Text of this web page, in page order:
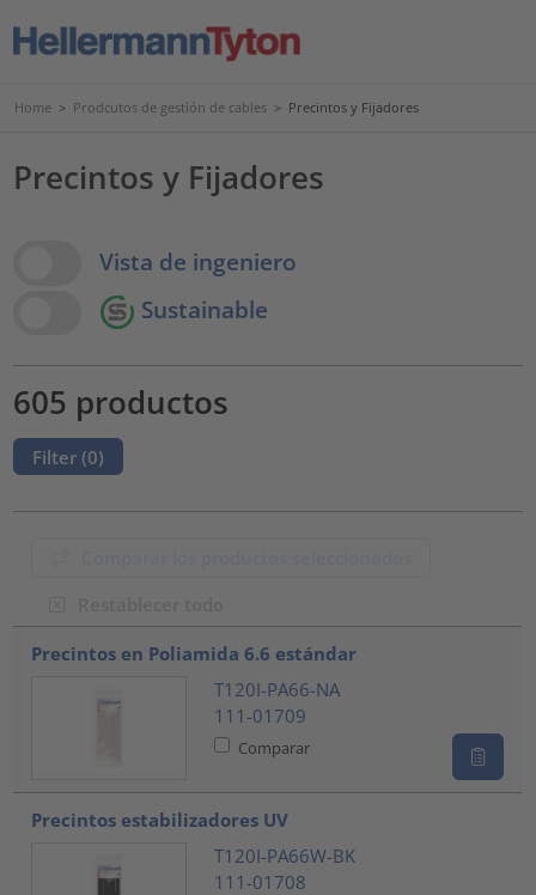
Home > Prodcutos de gestión de cables > Precintos y Fijadores
Precintos y Fijadores
View OptionsVista de ingeniero
Sustainable
605 productos
Filter (0)
Precintos en Poliamida 6.6 estándar
T120I-PA66-NA
111-01709
Comparar
Precintos estabilizadores UV
T120I-PA66W-BK
111-01708